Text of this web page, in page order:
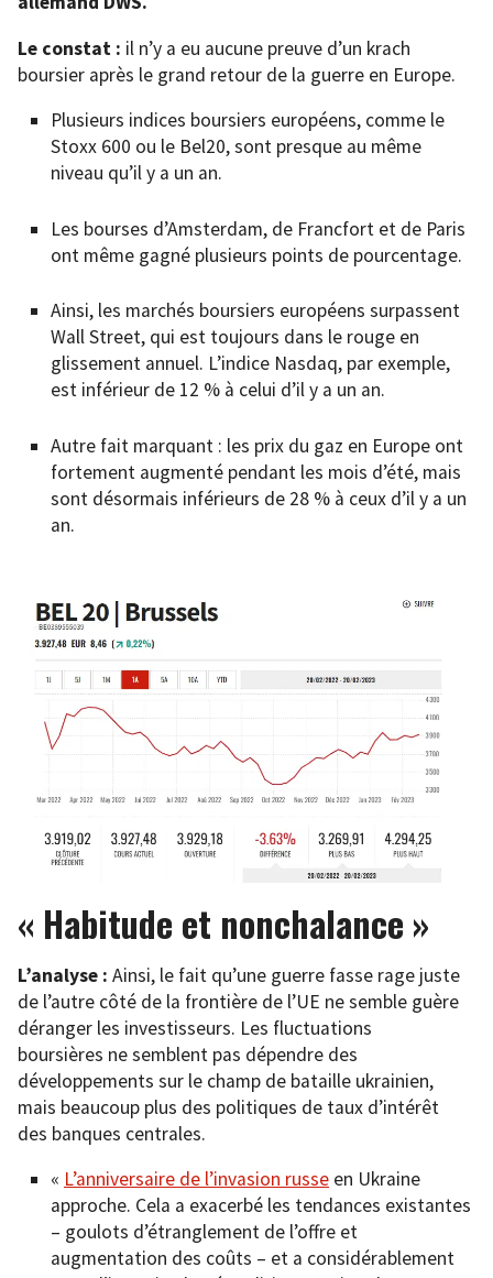
Le constat : il n’y a eu aucune preuve d’un krach
boursier après le grand retour de la guerre en Europe.
Plusieurs indices boursiers européens, comme le
Stoxx 600 ou le Bel20, sont presque au même
niveau qu’il y a un an.
Les bourses d’Amsterdam, de Francfort et de Paris
ont même gagné plusieurs points de pourcentage.
Ainsi, les marchés boursiers européens surpassent
Wall Street, qui est toujours dans le rouge en
glissement annuel. L’indice Nasdaq, par exemple,
est inférieur de 12 % à celui d’il y a un an.
Autre fait marquant : les prix du gaz en Europe ont
fortement augmenté pendant les mois d’été, mais
sont désormais inférieurs de 28 % à ceux d’il y a un
an.
« Habitude et nonchalance »
L’analyse : Ainsi, le fait qu’une guerre fasse rage juste
de l’autre côté de la frontière de l’UE ne semble guère
déranger les investisseurs. Les fluctuations
boursières ne semblent pas dépendre des
développements sur le champ de bataille ukrainien,
mais beaucoup plus des politiques de taux d’intérêt
des banques centrales.
« L’anniversaire de l’invasion russe en Ukraine
approche. Cela a exacerbé les tendances existantes
– goulots d’étranglement de l’offre et
augmentation des coûts – et a considérablement